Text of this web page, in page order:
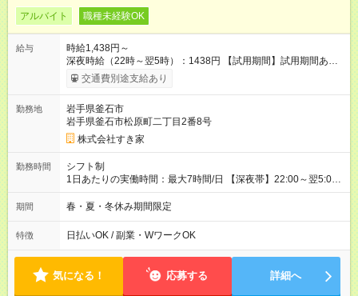
アルバイト 職種未経験OK
給与
時給1,438円～
深夜時給（22時～翌5時）：1438円 【試用期間】試用期間あり
試用期間の長さ：1ヶ月 雇用形態、給与は本採用時と同じです。
試用期間の実態は30日（※条件変更なし）ですが、切り上げで
同時給）
交通費別途支給あり
勤務地
岩手県釜石市
岩手県釜石市松原町二丁目2番8号
株式会社すき家
勤務時間
シフト制
1日あたりの実働時間：最大7時間/日 【深夜帯】22:00～翌5:00
週2日～・1日2h～OK◎ ※22:00から翌5:00までは18歳以上の方
のみ勤務可能です（18歳未満の深夜業務禁止のため） ★深夜で
す。 必ず、2名以上での勤務を行いますので、安心して働けま
す。
期間 春・夏・冬休み期間限定
特徴 日払いOK / 副業・WワークOK
気になる！ 応募する 詳細へ